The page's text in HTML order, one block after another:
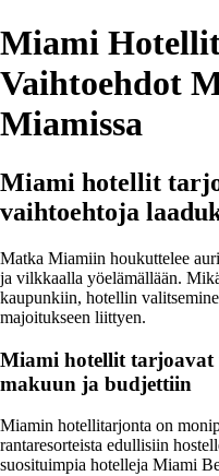
Miami
Vaihtoehdot
Miamissa
Miami hotellit
vaihtoehtoja
Matka Miamiin houkuttelee
ja vilkkaalla yöelämällään.
kaupunkiin, hotellin
majoitukseen liittyen.
Miami hotellit tarjoavat
makuun ja budjettiin
Miamin hotellitarjonta on
rantaresorteista edullisiin
suosituimpia hotelleja Miami